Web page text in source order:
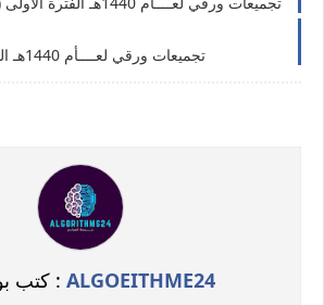
تجميعات ورقي لعــــأم 1440هـ الفترة الاولى ( لفظي )
كتب بواسطة : ALGOEITHME24